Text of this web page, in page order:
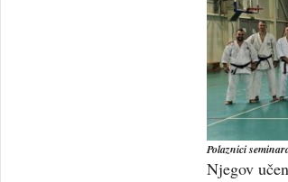
Polaznici
Njegov